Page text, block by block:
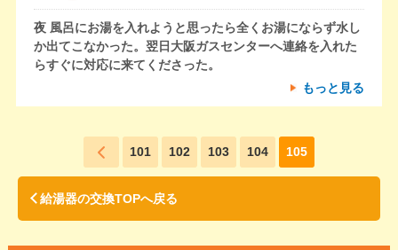
夜 風呂にお湯を入れようと思ったら全くお湯にならず水し
か出てこなかった。翌日大阪ガスセンターへ連絡を入れた
らすぐに対応に来てくださった。
もっと見る
101 102 103 104 105
給湯器の交換TOPへ戻る